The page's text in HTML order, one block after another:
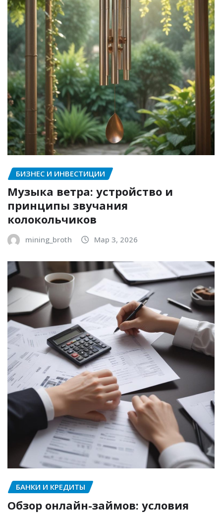
БИЗНЕС И ИНВЕСТИЦИИ
Музыка ветра: устройство и
принципы звучания
колокольчиков
mining_broth Мар 3, 2026
БАНКИ И КРЕДИТЫ
Обзор онлайн-займов: условия